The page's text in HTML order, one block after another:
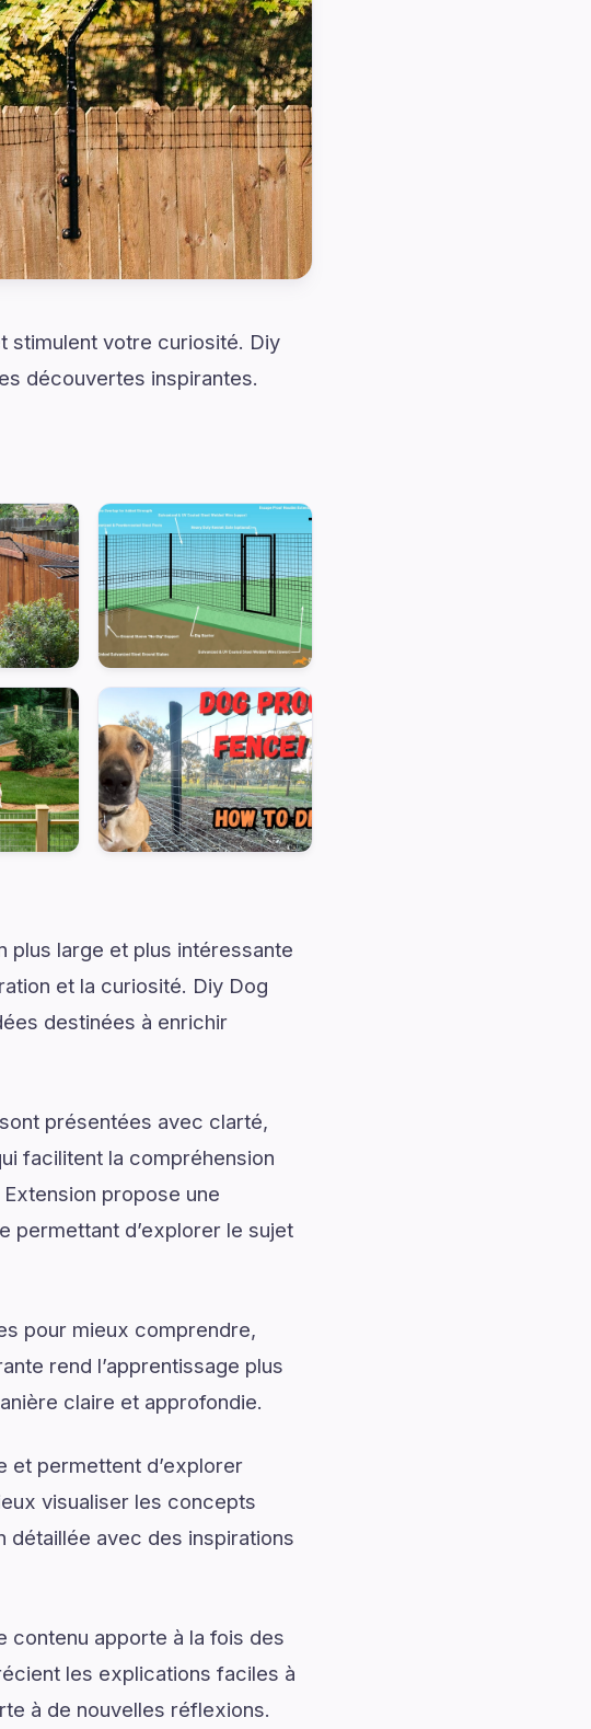
stimulent votre curiosité. Diy
découvertes inspirantes.
plus large et plus intéressante
et la curiosité. Diy Dog
destinées à enrichir
présentées avec clarté,
facilitent la compréhension
propose une
permettant d’explorer le sujet
pour mieux comprendre,
rend l’apprentissage plus
claire et approfondie.
et permettent d’explorer
visualiser les concepts
détaillée avec des inspirations
contenu apporte à la fois des
les explications faciles à
à de nouvelles réflexions.